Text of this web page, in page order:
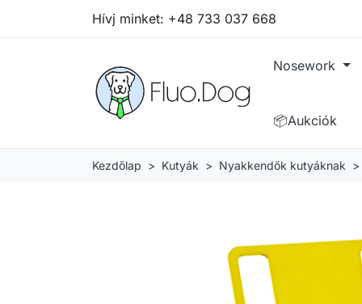
Hívj minket: +48 733 037 668
Nosework
📦Aukciók
Kezdőlap Kutyák Nyakkendők kutyáknak